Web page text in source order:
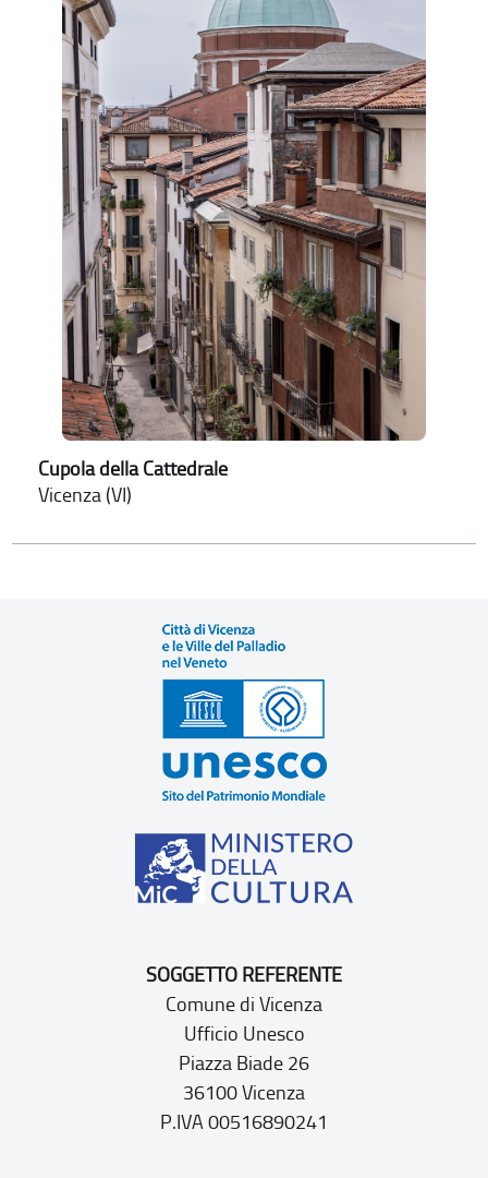
Cupola della Cattedrale
Vicenza (VI)
SOGGETTO REFERENTE
Comune di Vicenza
Ufficio Unesco
Piazza Biade 26
36100 Vicenza
P.IVA 00516890241